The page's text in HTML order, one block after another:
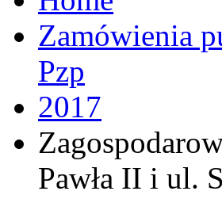
Zamówienia
Pzp
2017
Pawła II i ul.